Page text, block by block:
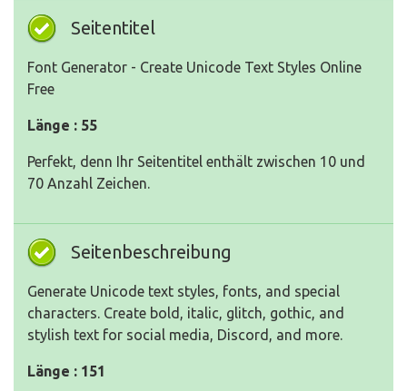
Seitentitel
Font Generator - Create Unicode Text Styles Online
Free
Länge : 55
Perfekt, denn Ihr Seitentitel enthält zwischen 10 und
70 Anzahl Zeichen.
Seitenbeschreibung
Generate Unicode text styles, fonts, and special
characters. Create bold, italic, glitch, gothic, and
stylish text for social media, Discord, and more.
Länge : 151